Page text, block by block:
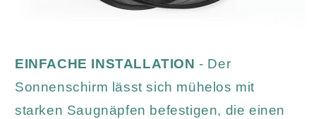
EINFACHE INSTALLATION - Der
Sonnenschirm lässt sich mühelos mit
starken Saugnäpfen befestigen, die einen